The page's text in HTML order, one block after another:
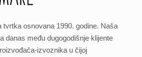
tvrtka osnovana 1990. godine. Naša
danas među dugogodišnje klijente
izvoznika u čijoj